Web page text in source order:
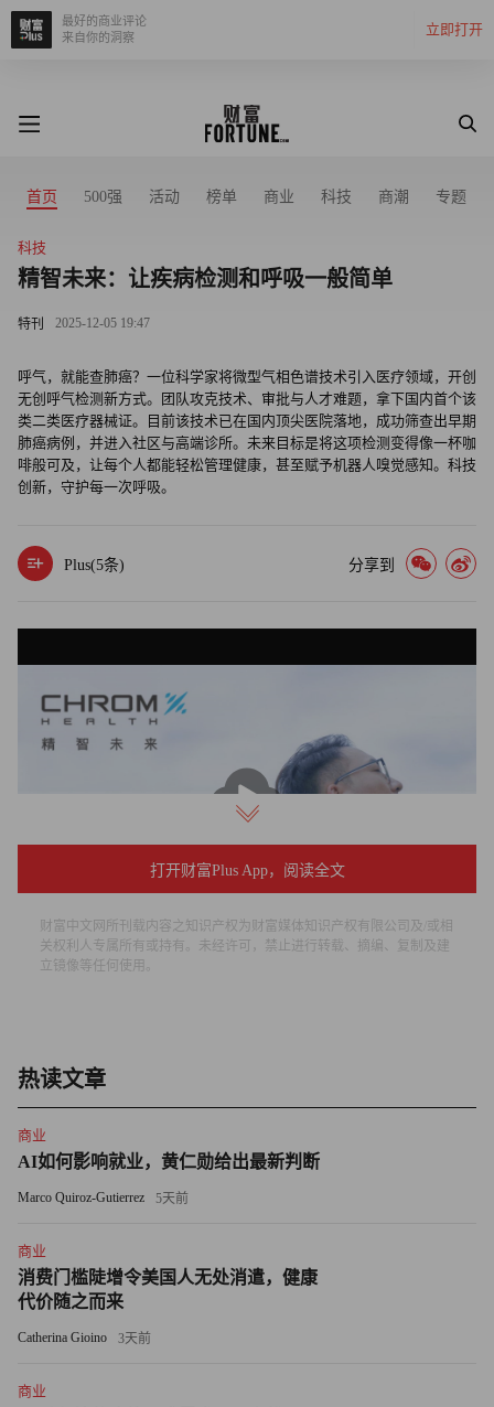
立即打开
最好的商业评论
来自你的洞察
首页 500强 活动 榜单 商业 科技 商潮 专题
科技
精智未来：让疾病检测和呼吸一般简单
特刊 2025-12-05 19:47
呼气，就能查肺癌？一位科学家将微型气相色谱技术引入医疗领域，开创
无创呼气检测新方式。团队攻克技术、审批与人才难题，拿下国内首个该
类二类医疗器械证。目前该技术已在国内顶尖医院落地，成功筛查出早期
肺癌病例，并进入社区与高端诊所。未来目标是将这项检测变得像一杯咖
啡般可及，让每个人都能轻松管理健康，甚至赋予机器人嗅觉感知。科技
创新，守护每一次呼吸。
Plus(5条) 分享到
放
打开财富Plus App，阅读全文
财富中文网所刊载内容之知识产权为财富媒体知识产权有限公司及/或相
关权利人专属所有或持有。未经许可，禁止进行转载、摘编、复制及建
立镜像等任何使用。
热读文章
商业
AI如何影响就业，黄仁勋给出最新判断
Marco Quiroz-Gutierrez 5天前
商业
消费门槛陡增令美国人无处消遣，健康
代价随之而来
Catherina Gioino 3天前
商业